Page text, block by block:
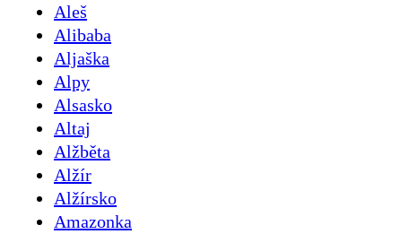
Aleš
Alibaba
Aljaška
Alpy
Alsasko
Altaj
Alžběta
Alžír
Alžírsko
Amazonka